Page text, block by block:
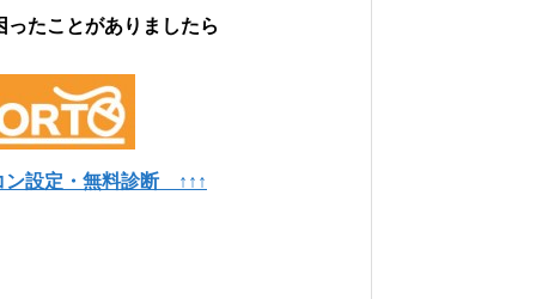
たことがありましたら
設定・無料診断 ↑↑↑